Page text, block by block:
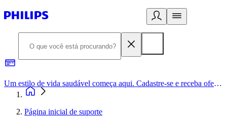
Um estilo de vida saudável começa aqui. Cadastre-se e receba ofertas exclusivas.
Página inicial de suporte